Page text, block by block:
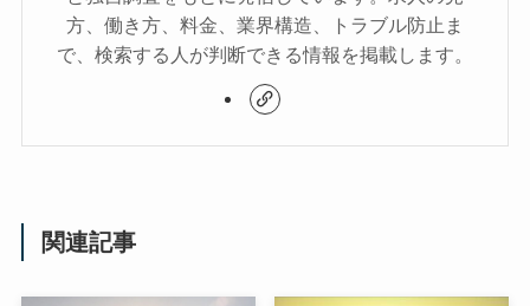
方、働き方、料金、業界構造、トラブル防止ま
で、検索する人が判断できる情報を掲載します。
関連記事